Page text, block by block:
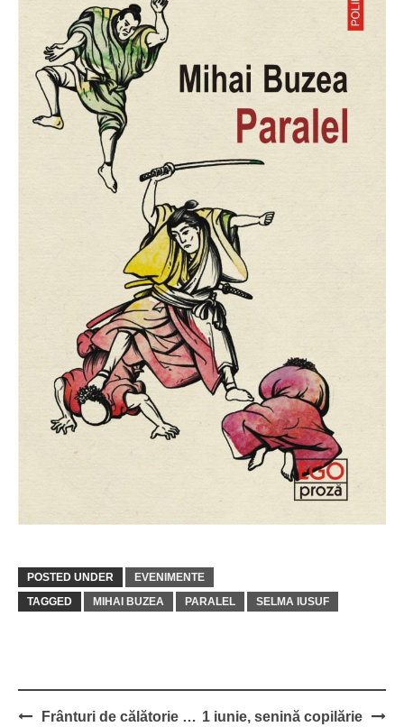
POSTED UNDER
EVENIMENTE
TAGGED
MIHAI BUZEA PARALEL SELMA IUSUF
PostFrânturi de călătorie … 1 iunie, senină copilărie